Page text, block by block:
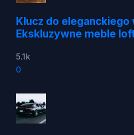
Klucz do eleganckiego
Ekskluzywne meble
5.1k
0